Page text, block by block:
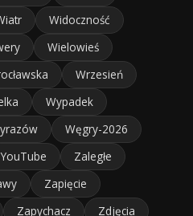
Widoczność
Wielowieś
Wrzesień
Wypadek
Węgry-2026
YouTube
Zaległe
Zapięcie
Zapychacz
Zdjęcia